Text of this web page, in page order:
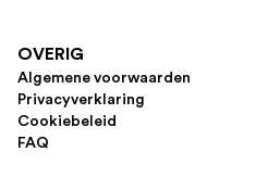
OVERIG
Algemene voorwaarden
Privacyverklaring
Cookiebeleid
FAQ